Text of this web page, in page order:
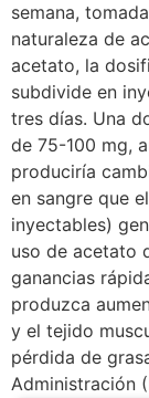
semana,
naturaleza de
acetato, la
subdivide en
tres días. Una
de 75-100 mg,
produciría
en sangre que
inyectables)
uso de acetato
ganancias
produzca
y el tejido
pérdida de
Administración